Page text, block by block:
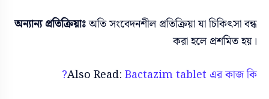
অন্যান্য প্রতিক্রিয়াঃঅতি সংবেদনশীল প্রতিক্রিয়া যা চিকিৎসা বন্ধ
করা হলে প্রশমিত হয়।
Also Read: Bactazim tablet এর কাজ কি?